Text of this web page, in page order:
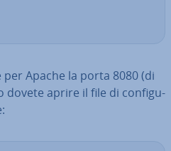
Apache la porta 8080 (di
dovete aprire il file di con­fi­gu­